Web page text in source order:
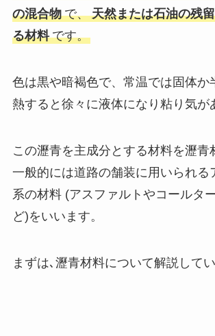
の混合物 で、 天然または石油の残
る材料 です。
色は黒や暗褐色で、常温では固体か
熱すると徐々に液体になり粘り気が
この瀝青を主成分とする材料を瀝青
一般的には道路の舗装に用いられる
系の材料 (アスファルトやコールタ
ど)をいいます。
まずは､瀝青材料について解説してい